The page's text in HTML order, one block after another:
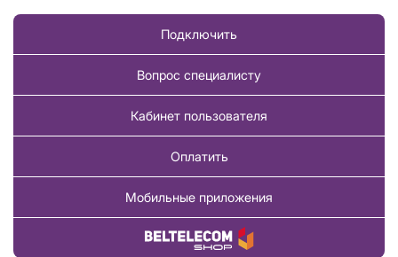
Подключить
Вопрос специалисту
Кабинет пользователя
Оплатить
Мобильные приложения
Купить товар